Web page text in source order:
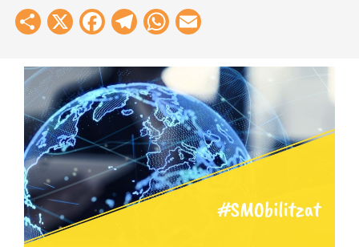
Share
X Facebook
Telegram
WhatsApp